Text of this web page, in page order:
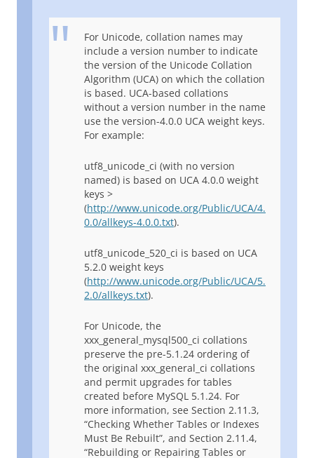
For Unicode, collation names may
include a version number to indicate
the version of the Unicode Collation
Algorithm (UCA) on which the collation
is based. UCA-based collations
without a version number in the name
use the version-4.0.0 UCA weight keys.
For example:
utf8_unicode_ci (with no version
named) is based on UCA 4.0.0 weight
keys >
(http://www.unicode.org/Public/UCA/4.
0.0/allkeys-4.0.0.txt).
utf8_unicode_520_ci is based on UCA
5.2.0 weight keys
(http://www.unicode.org/Public/UCA/5.
2.0/allkeys.txt).
For Unicode, the
xxx_general_mysql500_ci collations
preserve the pre-5.1.24 ordering of
the original xxx_general_ci collations
and permit upgrades for tables
created before MySQL 5.1.24. For
more information, see Section 2.11.3,
“Checking Whether Tables or Indexes
Must Be Rebuilt”, and Section 2.11.4,
“Rebuilding or Repairing Tables or